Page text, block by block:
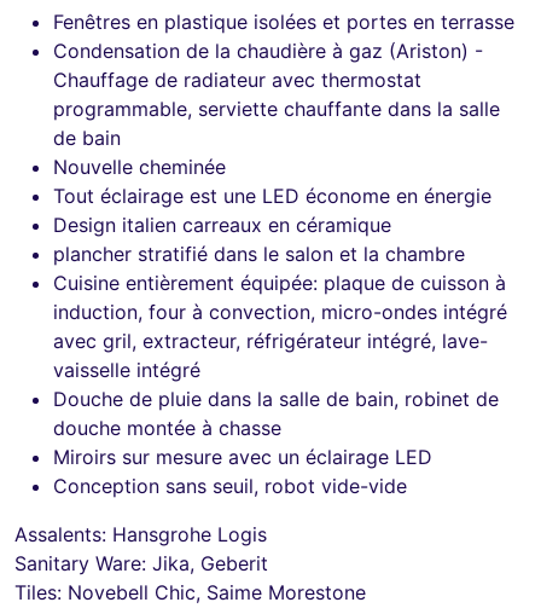
Fenêtres en plastique isolées et portes en terrasse
Condensation de la chaudière à gaz (Ariston) -
Chauffage de radiateur avec thermostat
programmable, serviette chauffante dans la salle
de bain
Nouvelle cheminée
Tout éclairage est une LED économe en énergie
Design italien carreaux en céramique
plancher stratifié dans le salon et la chambre
Cuisine entièrement équipée: plaque de cuisson à
induction, four à convection, micro-ondes intégré
avec gril, extracteur, réfrigérateur intégré, lave-
vaisselle intégré
Douche de pluie dans la salle de bain, robinet de
douche montée à chasse
Miroirs sur mesure avec un éclairage LED
Conception sans seuil, robot vide-vide
Assalents: Hansgrohe Logis
Sanitary Ware: Jika, Geberit
Tiles: Novebell Chic, Saime Morestone